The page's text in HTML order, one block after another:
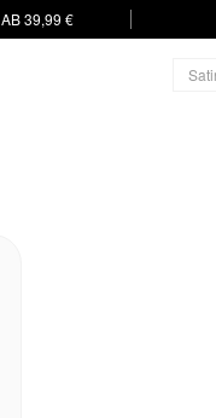
39,99 €